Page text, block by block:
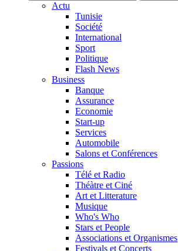
Actu
Tunisie
Société
International
Sport
Politique
Flash News
Business
Banque
Assurance
Economie
Start-up
Services
Automobile
Salons et Conférences
Passions
Télé et Radio
Théàtre et Ciné
Art et Litterature
Musique
Who's Who
Stars et People
Associations et Organismes
Festivals et Concerts